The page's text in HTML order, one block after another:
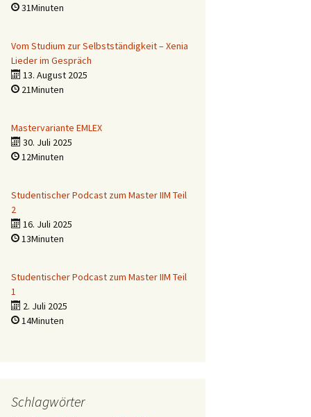
31Minuten
Vom Studium zur Selbstständigkeit – Xenia
Lieder im Gespräch
13. August 2025
21Minuten
Mastervariante EMLEX
30. Juli 2025
12Minuten
Studentischer Podcast zum Master IIM Teil
2
16. Juli 2025
13Minuten
Studentischer Podcast zum Master IIM Teil
1
2. Juli 2025
14Minuten
Schlagwörter